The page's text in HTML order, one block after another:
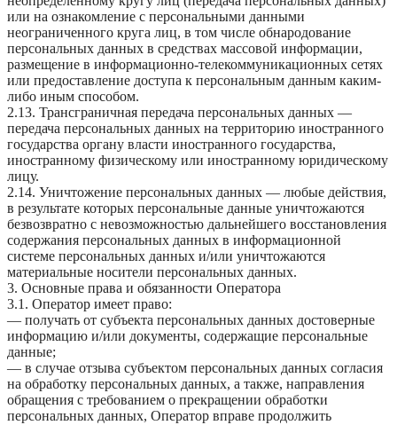
или на ознакомление с персональными данными
неограниченного круга лиц, в том числе обнародование
персональных данных в средствах массовой информации,
размещение в информационно-телекоммуникационных сетях
или предоставление доступа к персональным данным каким-
либо иным способом.
2.13. Трансграничная передача персональных данных —
передача персональных данных на территорию иностранного
государства органу власти иностранного государства,
иностранному физическому или иностранному юридическому
лицу.
2.14. Уничтожение персональных данных — любые действия,
в результате которых персональные данные уничтожаются
безвозвратно с невозможностью дальнейшего восстановления
содержания персональных данных в информационной
системе персональных данных и/или уничтожаются
материальные носители персональных данных.
3. Основные права и обязанности Оператора
3.1. Оператор имеет право:
— получать от субъекта персональных данных достоверные
информацию и/или документы, содержащие персональные
данные;
— в случае отзыва субъектом персональных данных согласия
на обработку персональных данных, а также, направления
обращения с требованием о прекращении обработки
персональных данных, Оператор вправе продолжить